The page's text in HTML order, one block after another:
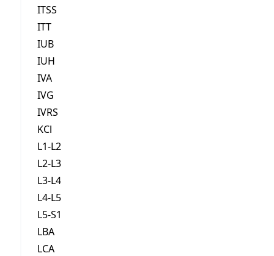
ITSS
ITT
IUB
IUH
IVA
IVG
IVRS
KCl
L1-L2
L2-L3
L3-L4
L4-L5
L5-S1
LBA
LCA